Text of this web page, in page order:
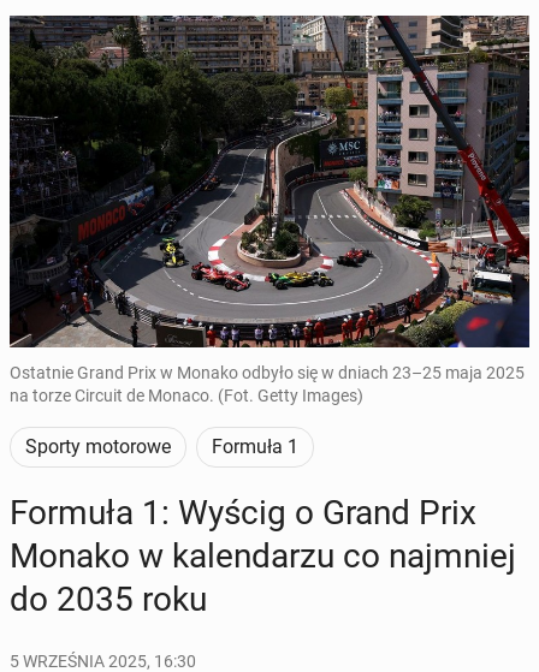
Ostatnie Grand Prix w Monako odbyło się w dniach 23–25 maja 2025
na torze Circuit de Monaco. (Fot. Getty Images)
Sporty motorowe Formuła 1
Formuła 1: Wyścig o Grand Prix
Monako w ka­len­da­rzu co naj­mniej
do 2035 roku
5 WRZEŚNIA 2025, 16:30